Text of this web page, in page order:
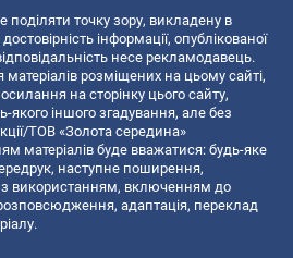
поділяти точку зору, викладену в
інформації, опублікованої
несе рекламодавець.
розміщених на цьому сайті,
на сторінку цього сайту,
якого іншого згадування, але без
ТОВ «Золота середина»
матеріалів буде вважатися: будь-яке
наступне поширення,
з використанням, включенням до
адаптація, переклад